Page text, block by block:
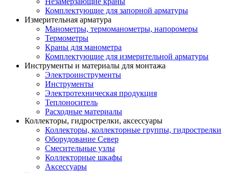
Комплектующие для запорной арматуры
Измерительная арматура
Манометры, термоманометры, напоромеры
Термометры
Краны для манометра
Комплектующие для измерительной арматуры
Инструменты и материалы для монтажа
Электроинструменты
Инструменты
Электротехническая продукция
Теплоноситель
Расходные материалы
Коллекторы, гидрострелки, аксессуары
Коллекторы, коллекторные группы, гидрострелки
Оборудование Север
Смесительные узлы
Коллекторные шкафы
Аксессуары